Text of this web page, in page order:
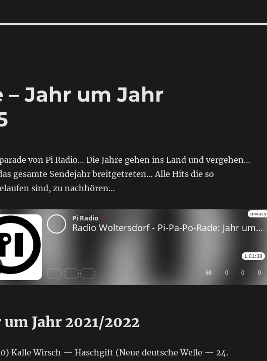
– Jahr um Jahr
von Pi Radio… Die Jahre gehen ins Land und vergehen…
gesamte Sendejahr breitgetreten… Alle Hits die so
sind, zu nachhören…
um Jahr 2021/2022
Kalle Wirsch — Haschgift (Neue deutsche Welle — 24.